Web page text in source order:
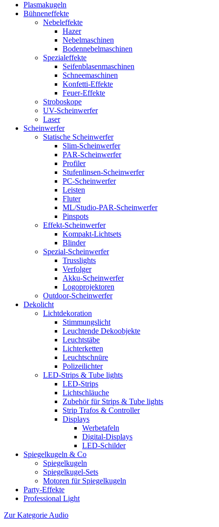
Plasmakugeln
Bühneneffekte
Nebeleffekte
Hazer
Nebelmaschinen
Bodennebelmaschinen
Spezialeffekte
Seifenblasenmaschinen
Schneemaschinen
Konfetti-Effekte
Feuer-Effekte
Stroboskope
UV-Scheinwerfer
Laser
Scheinwerfer
Statische Scheinwerfer
Slim-Scheinwerfer
PAR-Scheinwerfer
Profiler
Stufenlinsen-Scheinwerfer
PC-Scheinwerfer
Leisten
Fluter
ML/Studio-PAR-Scheinwerfer
Pinspots
Effekt-Scheinwerfer
Kompakt-Lichtsets
Blinder
Spezial-Scheinwerfer
Trusslights
Verfolger
Akku-Scheinwerfer
Logoprojektoren
Outdoor-Scheinwerfer
Dekolicht
Lichtdekoration
Stimmungslicht
Leuchtende Dekoobjekte
Leuchtstäbe
Lichterketten
Leuchtschnüre
Polizeilichter
LED-Strips & Tube lights
LED-Strips
Lichtschläuche
Zubehör für Strips & Tube lights
Strip Trafos & Controller
Displays
Werbetafeln
Digital-Displays
LED-Schilder
Spiegelkugeln & Co
Spiegelkugeln
Spiegelkugel-Sets
Motoren für Spiegelkugeln
Party-Effekte
Professional Light
Zur Kategorie Audio